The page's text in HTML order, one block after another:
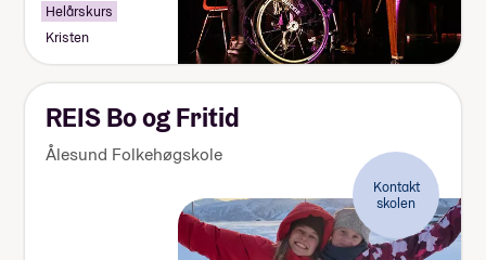
Helårskurs
Kristen
REIS Bo og Fritid
Ålesund Folkehøgskole
Kontakt
skolen